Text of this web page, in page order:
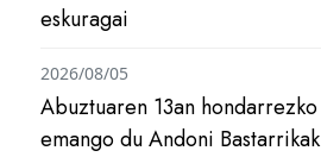
eskuragai
Abuztuaren 13an
emango du Andoni Bastarrikak
2026/08/05